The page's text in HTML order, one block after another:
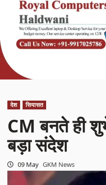
देश सियासत
CM बनते ही
बड़ा संदेश
09 May GKM News